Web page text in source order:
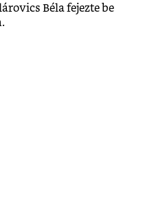
Béla fejezte be